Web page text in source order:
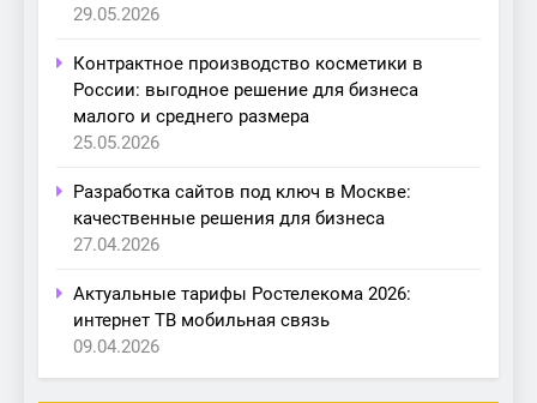
29.05.2026
Контрактное производство косметики в
России: выгодное решение для бизнеса
малого и среднего размера
25.05.2026
Разработка сайтов под ключ в Москве:
качественные решения для бизнеса
27.04.2026
Актуальные тарифы Ростелекома 2026:
интернет ТВ мобильная связь
09.04.2026